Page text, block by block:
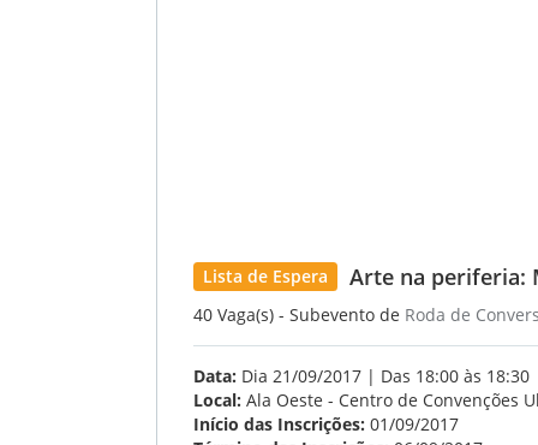
Lista de Espera Arte na periferia:
40 Vaga(s) - Subevento de Roda de
Data: Dia 21/09/2017 | Das 18:00 às 18:30
Local: Ala Oeste - Centro de Convenções
Início das Inscrições: 01/09/2017